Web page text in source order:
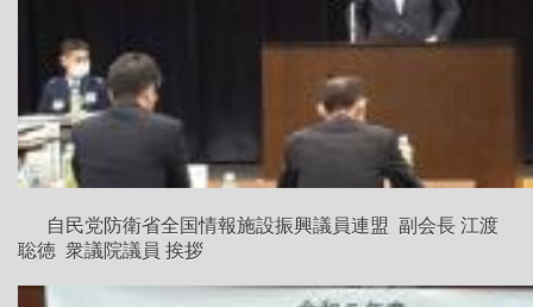
自民党防衛省全国情報施設振興議員連盟 副会長 江渡
聡徳 衆議院議員 挨拶